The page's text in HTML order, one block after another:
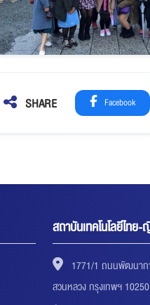
SHARE Facebook
สถาบันเทคโนโลยีไทย
1771/1 ถนนพัฒนาก
สวนหลวง กรุงเทพฯ 10250